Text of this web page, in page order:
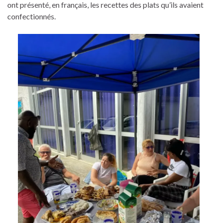
ont présenté, en français, les recettes des plats qu’ils avaient
confectionnés.